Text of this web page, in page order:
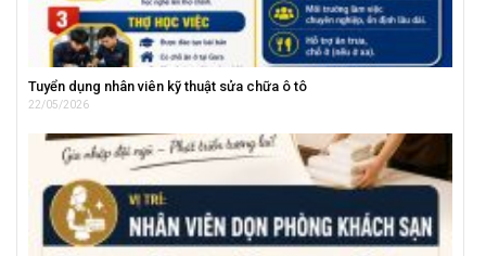
Tuyển dụng nhân viên kỹ thuật sửa chữa ô tô
22/05/2026